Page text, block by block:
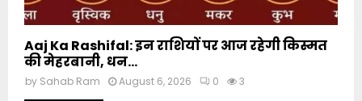
Aaj Ka Rashifal: इन राशियों पर आज रहेगी किस्मत
की मेहरबानी, धन...
by Sahab Ram August 6, 2026 0 3